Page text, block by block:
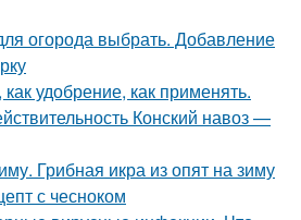
огорода выбрать. Добавление
удобрение, как применять.
Конский навоз —
Грибная икра из опят на зиму
с чесноком